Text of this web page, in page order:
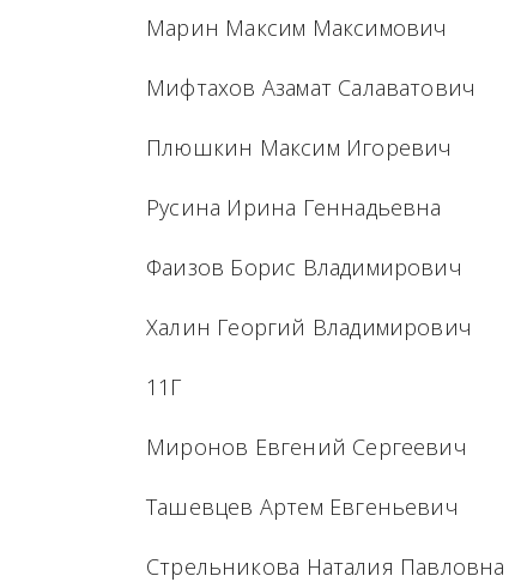
Марин Максим Максимович
Мифтахов Азамат Салаватович
Плюшкин Максим Игоревич
Русина Ирина Геннадьевна
Фаизов Борис Владимирович
Халин Георгий Владимирович
11Г
Миронов Евгений Сергеевич
Ташевцев Артем Евгеньевич
Стрельникова Наталия Павловна